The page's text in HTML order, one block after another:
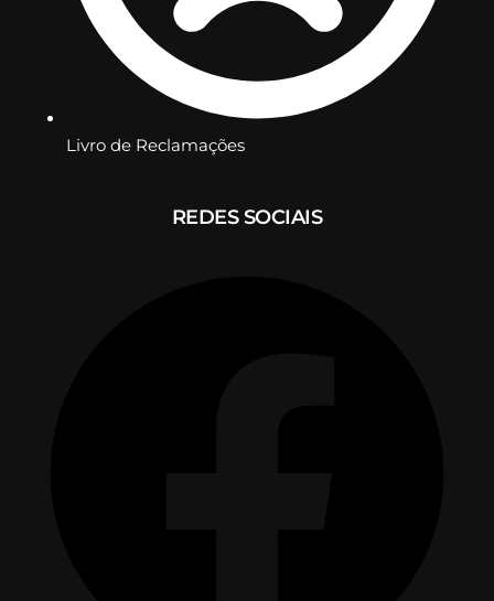
Livro de Reclamações
REDES SOCIAIS